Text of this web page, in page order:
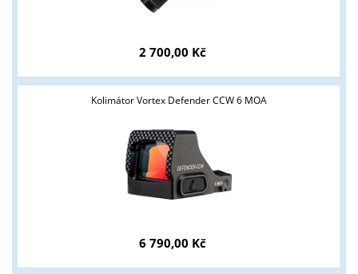
2 700,00 Kč
Kolimátor Vortex Defender CCW 6 MOA
6 790,00 Kč